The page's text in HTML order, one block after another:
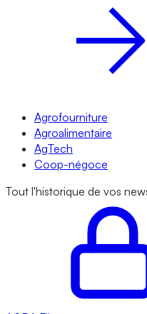
Agrofourniture
Agroalimentaire
AgTech
Coop-négoce
Tout l'historique de vos